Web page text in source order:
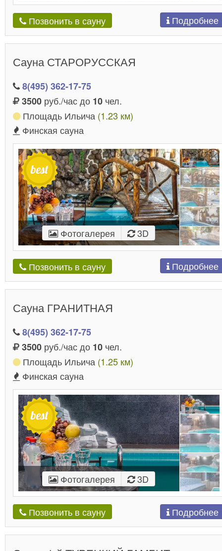
Позвонить в сауну Подробнее
Сауна СТАРОРУССКАЯ
8(495) 362-17-75
3500 руб./час до 10 чел.
Площадь Ильича (1.23 км)
Финская сауна
Фотогалерея 3D
Позвонить в сауну Подробнее
Сауна ГРАНИТНАЯ
8(495) 362-17-75
3500 руб./час до 10 чел.
Площадь Ильича (1.25 км)
Финская сауна
Фотогалерея 3D
Позвонить в сауну Подробнее